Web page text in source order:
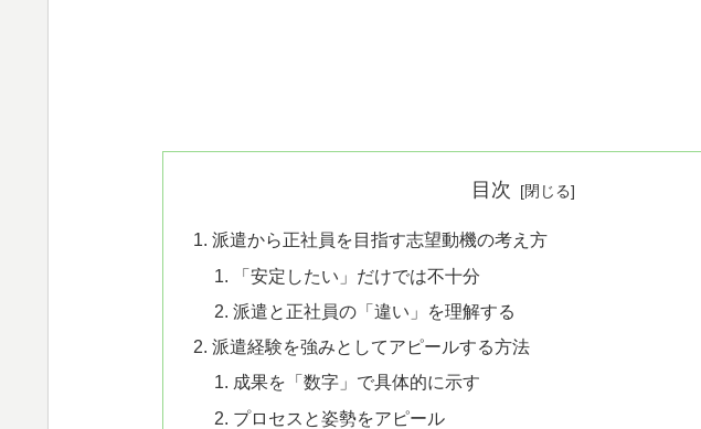
目次
派遣から正社員を目指す志望動機の考え方
「安定したい」だけでは不十分
派遣と正社員の「違い」を理解する
派遣経験を強みとしてアピールする方法
成果を「数字」で具体的に示す
プロセスと姿勢をアピール